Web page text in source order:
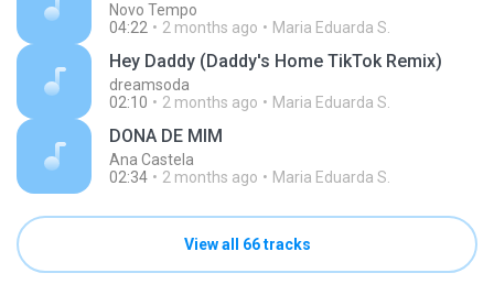
Novo Tempo
04:22
2 months ago Maria Eduarda S.
Hey Daddy (Daddy's Home TikTok Remix)
dreamsoda
02:10
2 months ago Maria Eduarda S.
DONA DE MIM
Ana Castela
02:34
2 months ago Maria Eduarda S.
View all 66 tracks